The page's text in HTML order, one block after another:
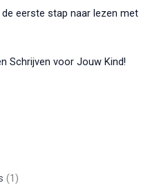
eerste stap naar lezen met
Schrijven voor Jouw Kind!
(1)